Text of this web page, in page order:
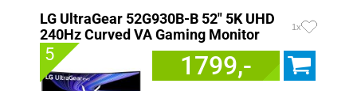
LG UltraGear 52G930B-B 52" 5K UHD
240Hz Curved VA Gaming Monitor
1x
5 1799,-